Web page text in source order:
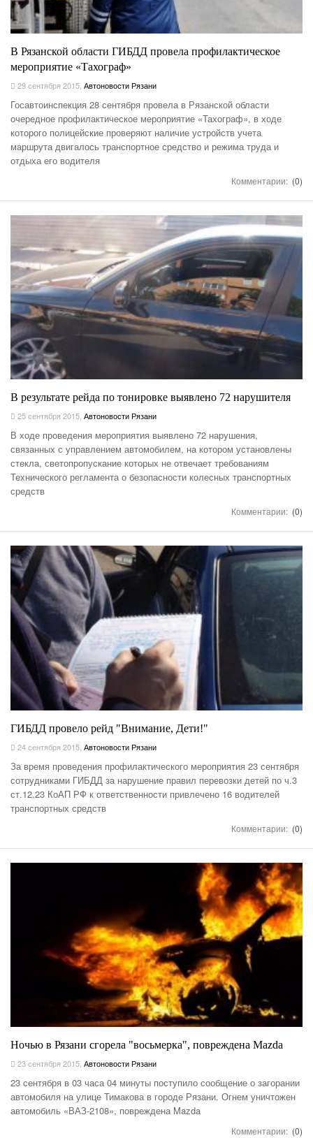
В Рязанской области ГИБДД провела профилактическое
мероприятие «Тахограф»
29 сентября 2015 Автоновости Рязани
Госавтоинспекция 28 сентября провела в Рязанской области
очередное профилактическое мероприятие «Тахограф», в ходе
которого полицейские проверяют наличие устройств учета
маршрута двигалось транспортное средство и режима труда и
отдыха его водителя
Комментарии: (0)
В результате рейда по тонировке выявлено 72 нарушителя
25 сентября 2015, Автоновости Рязани
В ходе проведения мероприятия выявлено 72 нарушения,
связанных с управлением автомобилем, на котором установлены
стекла, светопропускание которых не отвечает требованиям
Технического регламента о безопасности колесных транспортных
средств
Комментарии: (0)
ГИБДД провело рейд "Внимание, Дети!"
24 сентября 2015 Автоновости Рязани
За время проведения профилактического мероприятия 23 сентября
сотрудниками ГИБДД за нарушение правил перевозки детей по ч.3
ст.12.23 КоАП РФ к ответственности привлечено 16 водителей
транспортных средств
Комментарии: (0)
Ночью в Рязани сгорела "восьмерка", повреждена Mazda
23 сентября 2015, Автоновости Рязани
23 сентября в 03 часа 04 минуты поступило сообщение о загорании
автомобиля на улице Тимакова в городе Рязани. Огнем уничтожен
автомобиль «ВАЗ-2108», повреждена Mazda
Комментарии: (0)